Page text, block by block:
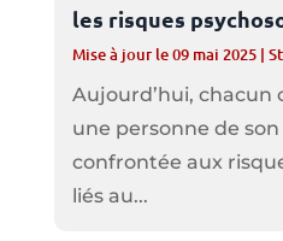
les risques
Mise à jour le 09 mai 2025|
Aujourd’hui, chacun
une personne de
confrontée aux
liés au...